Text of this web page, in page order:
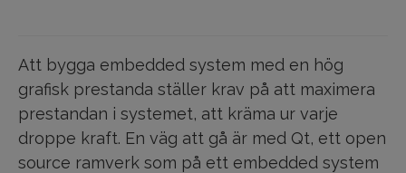
Att bygga embedded system med en hög
grafisk prestanda ställer krav på att maximera
prestandan i systemet, att kräma ur varje
droppe kraft. En väg att gå är med Qt, ett open
source ramverk som på ett embedded system